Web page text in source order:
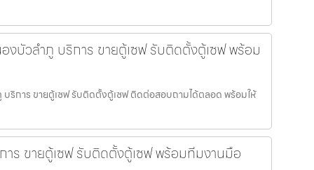
งบัวลำภู บริการ ขายตู้เซฟ รับติดตั้งตู้เซฟ พร้อม
บริการ ขายตู้เซฟ รับติดตั้งตู้เซฟ ติดต่อสอบถามได้ตลอด พร้อมให้
ร ขายตู้เซฟ รับติดตั้งตู้เซฟ พร้อมทีมงานมือ